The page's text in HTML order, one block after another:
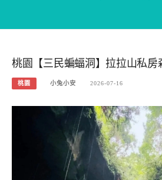
桃園【三民蝙蝠洞】拉拉山私房
桃園 小兔小安 2026-07-16